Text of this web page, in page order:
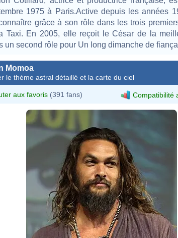
1975 à Paris.Active depuis les années
grâce à son rôle dans les trois
Taxi. En 2005, elle reçoit le César de la
un second rôle pour Un long dimanche de
Momoa
le thème astral détaillé et la carte du ciel
aux favoris (391 fans) Compatibilité